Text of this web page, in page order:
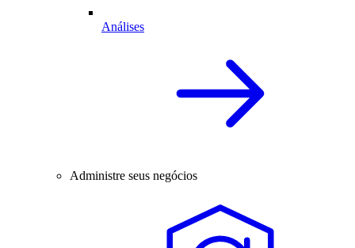
Análises
Administre seus negócios